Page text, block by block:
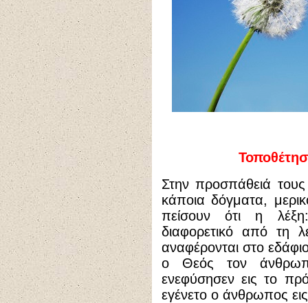
Στην προσπάθειά
κάποια δόγματα,
πείσουν ότι η
διαφορετικό από τη
αναφέρονται στο
ο Θεός τον
ενεφύσησεν εις το
εγένετο ο άνθρωπος